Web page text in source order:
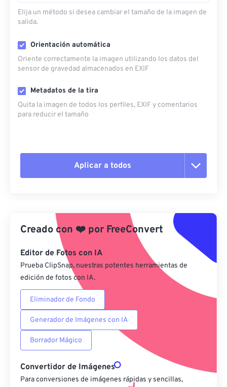
Elija un método si desea cambiar el tamaño de la imagen de
salida.
Orientación automática
Oriente correctamente la imagen utilizando los datos del
sensor de gravedad almacenados en EXIF
Metadatos de la tira
Quita la imagen de todos los perfiles, EXIF ​​y comentarios
para reducir el tamaño
Aplicar a todos
Aplicar desde el ajuste preestablecido
Guardar como preestablecido
Creado con ❤️ por FreeConvert
Editor de Fotos con IA
Prueba ClipSnap, nuestras potentes herramientas de
edición de fotos con IA.
Eliminador de Fondo
Generador de Imágenes con IA
Borrador Mágico
Convertidor de Imágenes
Para conversiones de imágenes rápidas y sencillas,